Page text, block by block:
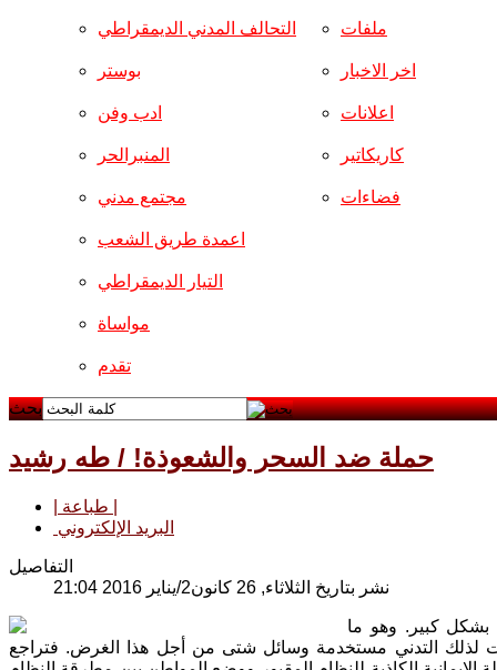
التحالف المدني الديمقراطي
بوستر
ادب وفن
المنبرالحر
مجتمع مدني
ملفات
اخر الاخبار
اعلانات
كاريكاتير
فضاءات
اعمدة طريق الشعب
التيار الديمقراطي
مواساة
تقدم
بحث
حملة ضد السحر والشعوذة! / طه رشيد
البريد الإلكتروني
التفاصيل
نشر بتاريخ الثلاثاء, 26 كانون2/يناير 2016 21:04
بشكل كبير. وهو ما
لذلك التدني مستخدمة وسائل شتى من أجل هذا الغرض. فتراجع